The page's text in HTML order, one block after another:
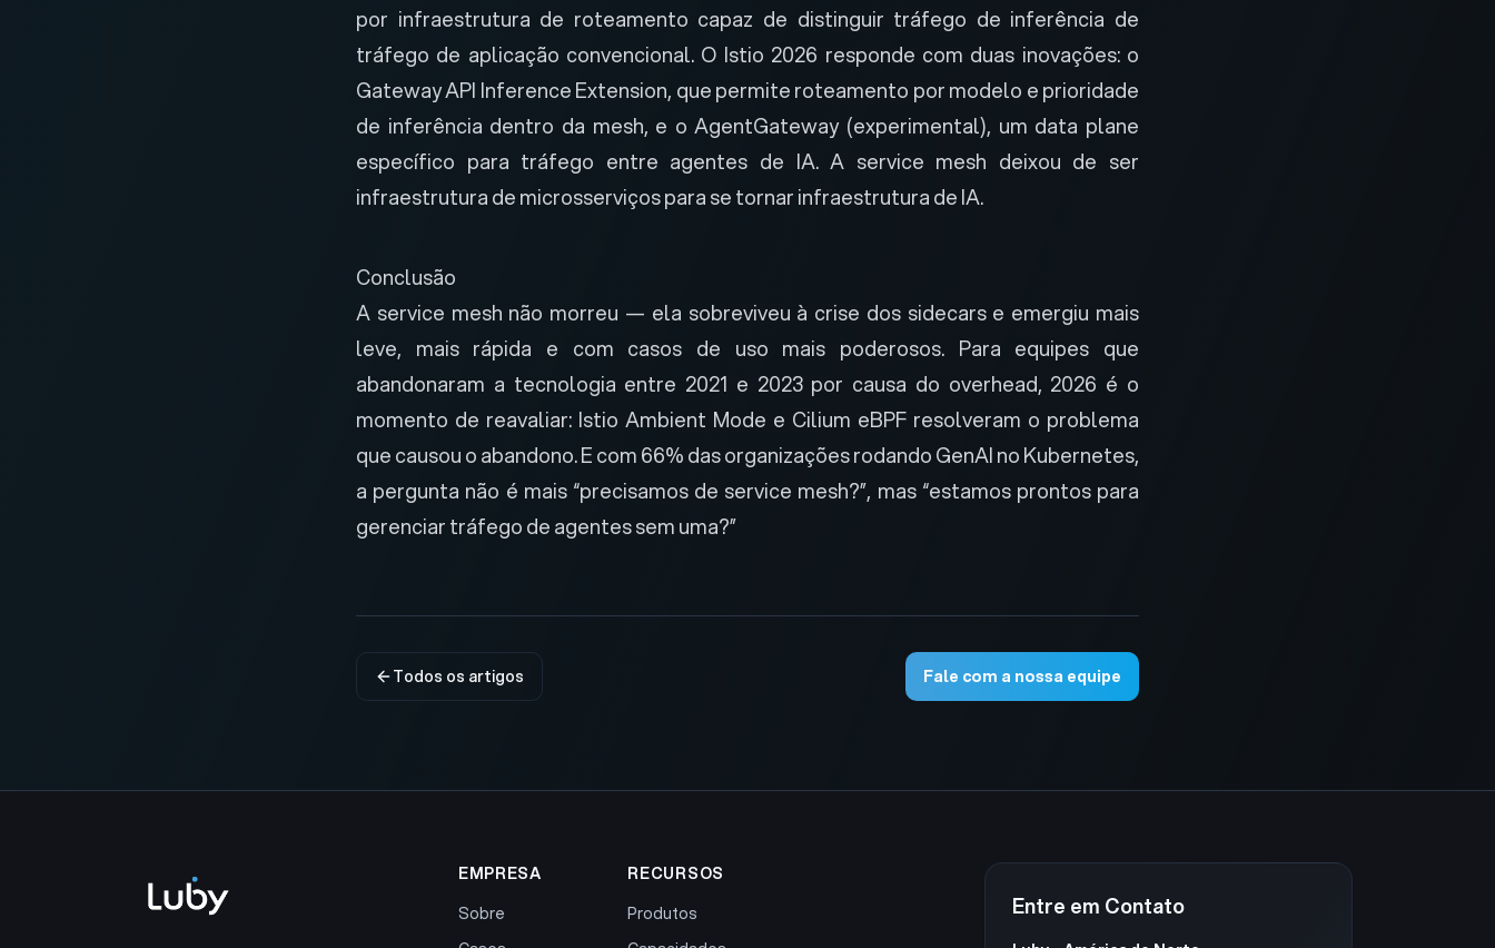
por infraestrutura de roteamento capaz de distinguir tráfego de inferência de
tráfego de aplicação convencional. O Istio 2026 responde com duas inovações: o
Gateway API Inference Extension, que permite roteamento por modelo e prioridade
de inferência dentro da mesh, e oAgentGateway(experimental), um data plane
específico para tráfego entre agentes de IA. A service mesh deixou de ser
infraestrutura de microsserviços para se tornar infraestrutura de IA.
Conclusão
A service mesh não morreu — ela sobreviveu à crise dos sidecars e emergiu mais
leve, mais rápida e com casos de uso mais poderosos. Para equipes que
abandonaram a tecnologia entre 2021 e 2023 por causa do overhead, 2026 é o
momento de reavaliar: Istio Ambient Mode e Cilium eBPF resolveram o problema
que causou o abandono. E com 66% das organizações rodando GenAI no Kubernetes,
a pergunta não é mais “precisamos de service mesh?”, mas “estamos prontos para
gerenciar tráfego de agentes sem uma?”
Todos os artigos Fale com a nossa equipe
EMPRESA
Sobre
RECURSOS
Produtos
Entre em Contato